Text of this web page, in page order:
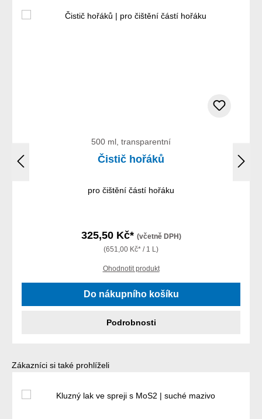
500 ml, transparentní
Čistič hořáků
pro čištění částí hořáku
325,50 Kč* (včetně DPH)
(651,00 Kč* / 1 L)
Ohodnotit produkt
Do nákupního košíku
Podrobnosti
Přeskočit galerii produktů
Zákazníci si také prohlíželi